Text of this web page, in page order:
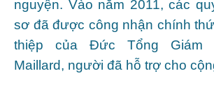
nguyện. Vào năm 2011, các
sơ đã được công nhận chính
thiệp của Đức Tổng Giám
Maillard, người đã hỗ trợ cho